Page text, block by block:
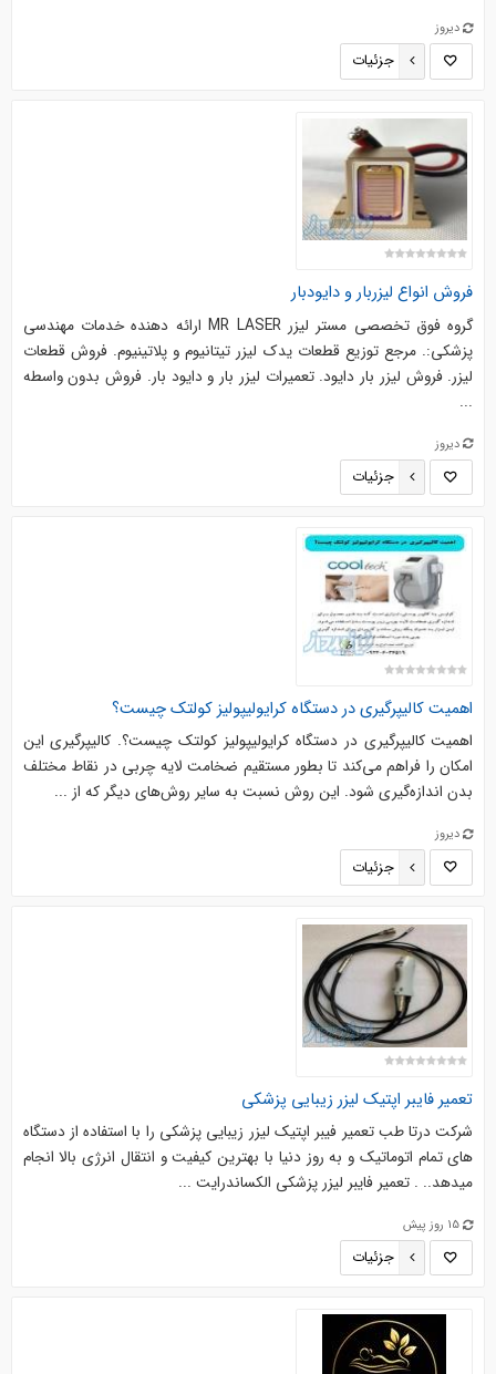
دیروز
جزئیات
فروش انواع لیزربار و دایودبار
گروه فوق تخصصی مستر لیزر MR LASER ارائه دهنده خدمات مهندسی
پزشکی:. مرجع توزیع قطعات یدک لیزر تیتانیوم و پلاتینیوم. فروش قطعات
لیزر. فروش لیزر بار دایود. تعمیرات لیزر بار و دایود بار. فروش بدون واسطه
...
دیروز
جزئیات
اهمیت کالیپرگیری در دستگاه کرایولیپولیز کولتک چیست؟
اهمیت کالیپرگیری در دستگاه کرایولیپولیز کولتک چیست؟. کالیپرگیری این
امکان را فراهم می‌کند تا بطور مستقیم ضخامت لایه چربی در نقاط مختلف
بدن اندازه‌گیری شود. این روش نسبت به سایر روش‌های دیگر که از ...
دیروز
جزئیات
تعمیر فایبر اپتیک لیزر زیبایی پزشکی
شرکت درتا طب تعمیر فیبر اپتیک لیزر زیبایی پزشکی را با استفاده از دستگاه
های تمام اتوماتیک و به روز دنیا با بهترین کیفیت و انتقال انرژی بالا انجام
میدهد.. . تعمیر فایبر لیزر پزشکی الکساندرایت ...
15 روز پیش
جزئیات